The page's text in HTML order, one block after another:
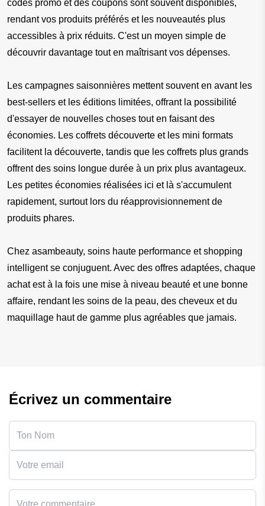
codes promo et des coupons sont souvent disponibles,
rendant vos produits préférés et les nouveautés plus
accessibles à prix réduits. C'est un moyen simple de
découvrir davantage tout en maîtrisant vos dépenses.
Les campagnes saisonnières mettent souvent en avant les
best-sellers et les éditions limitées, offrant la possibilité
d'essayer de nouvelles choses tout en faisant des
économies. Les coffrets découverte et les mini formats
facilitent la découverte, tandis que les coffrets plus grands
offrent des soins longue durée à un prix plus avantageux.
Les petites économies réalisées ici et là s'accumulent
rapidement, surtout lors du réapprovisionnement de
produits phares.
Chez asambeauty, soins haute performance et shopping
intelligent se conjuguent. Avec des offres adaptées, chaque
achat est à la fois une mise à niveau beauté et une bonne
affaire, rendant les soins de la peau, des cheveux et du
maquillage haut de gamme plus agréables que jamais.
Écrivez un commentaire